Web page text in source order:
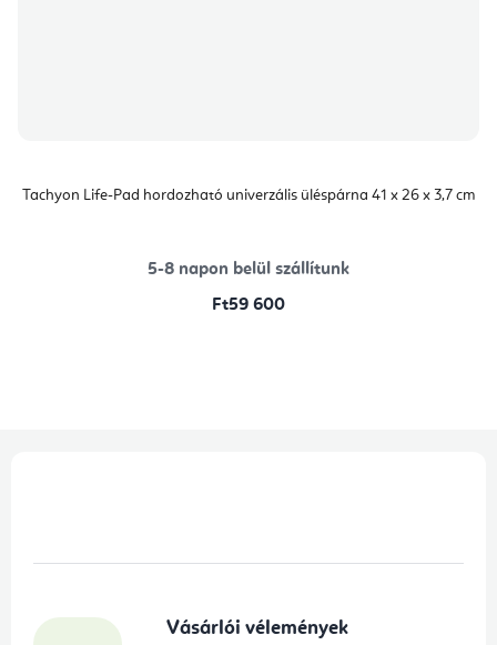
Tachyon Life-Pad hordozható univerzális üléspárna 41 x 26 x 3,7 cm
5-8 napon belül szállítunk
Ft59 600
Vásárlói vélemények